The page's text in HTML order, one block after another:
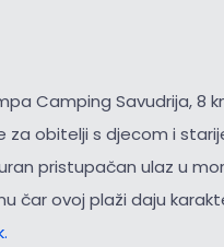
Camping Savudrija, 8
za obitelji s djecom i
pristupačan ulaz u
čar ovoj plaži daju